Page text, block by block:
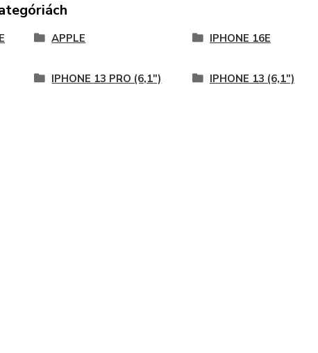
APPLE IPHONE 16E
IPHONE 13 PRO (6,1") IPHONE 13 (6,1")